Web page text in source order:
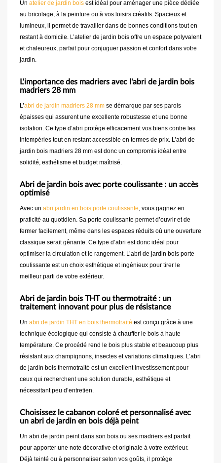
Un atelier de jardin bois est idéal pour aménager une pièce dédiée
au bricolage, à la peinture ou à vos loisirs créatifs. Spacieux et
lumineux, il permet de travailler dans de bonnes conditions tout en
restant à domicile. L’atelier de jardin bois offre un espace polyvalent
et chaleureux, parfait pour conjuguer passion et confort dans votre
jardin.
L'importance des madriers avec l'abri de jardin bois
madriers 28 mm
L’abri de jardin madriers 28 mm se démarque par ses parois
épaisses qui assurent une excellente robustesse et une bonne
isolation. Ce type d’abri protège efficacement vos biens contre les
intempéries tout en restant accessible en termes de prix. L’abri de
jardin bois madriers 28 mm est donc un compromis idéal entre
solidité, esthétisme et budget maîtrisé.
Abri de jardin bois avec porte coulissante : un accès
optimisé
Avec un abri jardin en bois porte coulissante , vous gagnez en
praticité au quotidien. Sa porte coulissante permet d’ouvrir et de
fermer facilement, même dans les espaces réduits où une ouverture
classique serait gênante. Ce type d’abri est donc idéal pour
optimiser la circulation et le rangement. L’abri de jardin bois porte
coulissante est un choix esthétique et ingénieux pour tirer le
meilleur parti de votre extérieur.
Abri de jardin bois THT ou thermotraité : un
traitement innovant pour plus de résistance
Un abri de jardin THT en bois thermotraité est conçu grâce à une
technique écologique qui consiste à chauffer le bois à haute
température. Ce procédé rend le bois plus stable et beaucoup plus
résistant aux champignons, insectes et variations climatiques. L’abri
de jardin bois thermotraité est un excellent investissement pour
ceux qui recherchent une solution durable, esthétique et
nécessitant peu d’entretien.
Choisissez le cabanon coloré et personnalisé avec
un abri de jardin en bois déjà peint
Un abri de jardin peint dans son bois ou ses madriers est parfait
pour apporter une note décorative et originale à votre extérieur.
Déjà teinté ou à personnaliser selon vos goûts, il protège